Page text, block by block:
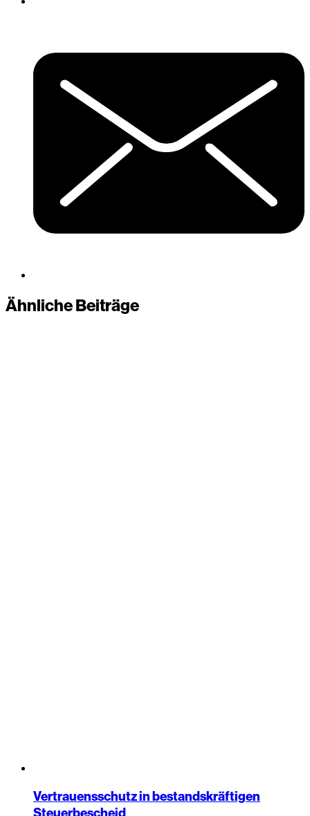
Ähnliche Beiträge
Vertrauensschutz in bestandskräftigen
Steuerbescheid